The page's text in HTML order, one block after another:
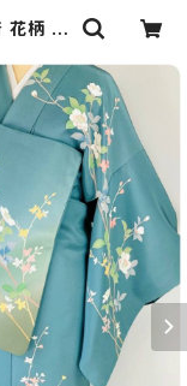
花柄 正
ワ 着